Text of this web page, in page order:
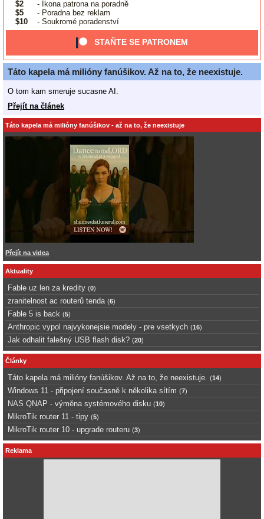
$2
- Ikona patrona na poradně
$5
- Poradna bez reklam
$10
- Soukromé poradenství
STAŇTE SE PATRONEM
Táto kapela má milióny fanúšikov. Až na to, že neexistuje.
O tom kam smeruje sucasne AI.
Přejít na článek
Táto kapela má milióny fanúšikov - až na to, že neexistuje
Přejít na videa
Aktuality
Fable uz len za kredity (0)
zranitelnost ac routerů tenda (6)
Fable 5 is back (5)
Anthropic vypol najvykonejsie modely - pre vsetkych (16)
Jak odhalit falešný USB flash disk? (20)
Články
Táto kapela má milióny fanúšikov. Až na to, že neexistuje. (14)
Windows 11 - připojení současně k několika sítím (7)
NAS QNAP - výměna systémového disku (10)
MikroTik router 11 - tipy (5)
MikroTik router 10 - upgrade routeru (3)
Reklama